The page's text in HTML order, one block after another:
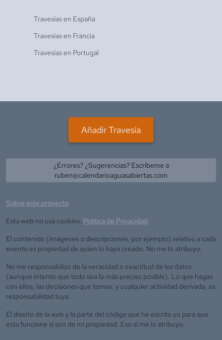
Travesías en España
Travesías en Francia
Travesías en Portugal
Añadir Travesía
¿Errores? ¿Sugerencias? Escríbeme a
ruben@calendarioaguasabiertas.com
Sobre este proyecto
Esta web no usa cookies. Política de Privacidad
El contenido (imágenes o descripciones, por ejemplo) relativo a cada
evento es propiedad de quien lo haya creado. No me lo atribuyo.
No me responsabilizo de la veracidad o exactitud de los datos
(aunque intento que todo sea lo más preciso posible). Lo que hagas
con ellos, las decisiones que tomes, y cualquier actividad derivada, es
responsabilidad tuya.
El diseño de la web y la parte del código que he escrito yo para que
esta funcione sí son de mi propiedad. Eso sí me lo atribuyo.